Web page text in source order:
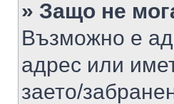
» Защо не
Възможно е
адрес или
заето/